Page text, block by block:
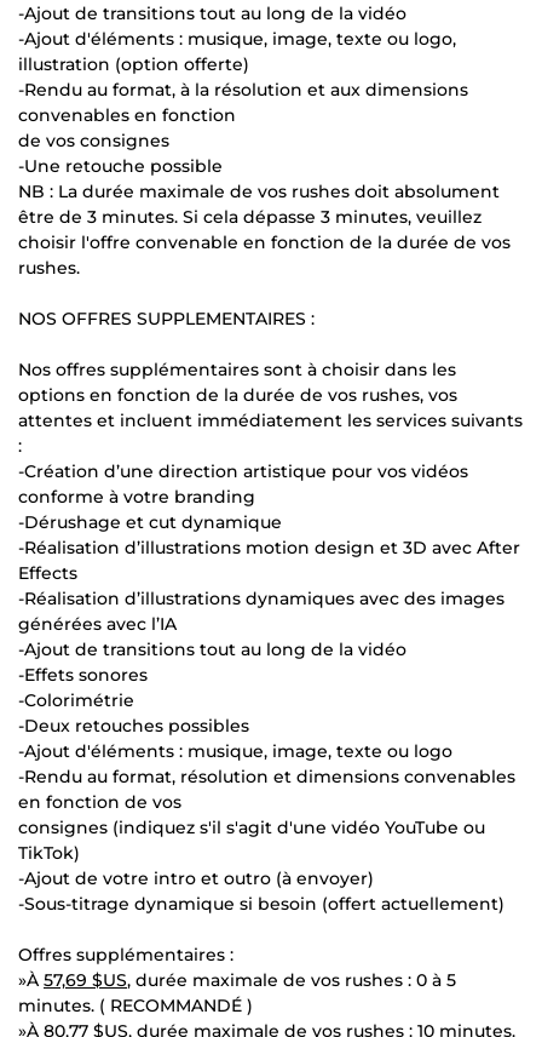
-Ajout de transitions tout au long de la vidéo
-Ajout d'éléments : musique, image, texte ou logo,
illustration (option offerte)
-Rendu au format, à la résolution et aux dimensions
convenables en fonction
de vos consignes
-Une retouche possible
NB : La durée maximale de vos rushes doit absolument
être de 3 minutes. Si cela dépasse 3 minutes, veuillez
choisir l'offre convenable en fonction de la durée de vos
rushes.
NOS OFFRES SUPPLEMENTAIRES :
Nos offres supplémentaires sont à choisir dans les
options en fonction de la durée de vos rushes, vos
attentes et incluent immédiatement les services suivants
:
-Création d’une direction artistique pour vos vidéos
conforme à votre branding
-Dérushage et cut dynamique
-Réalisation d’illustrations motion design et 3D avec After
Effects
-Réalisation d’illustrations dynamiques avec des images
générées avec l’IA
-Ajout de transitions tout au long de la vidéo
-Effets sonores
-Colorimétrie
-Deux retouches possibles
-Ajout d'éléments : musique, image, texte ou logo
-Rendu au format, résolution et dimensions convenables
en fonction de vos
consignes (indiquez s'il s'agit d'une vidéo YouTube ou
TikTok)
-Ajout de votre intro et outro (à envoyer)
-Sous-titrage dynamique si besoin (offert actuellement)
Offres supplémentaires :
»À 57,69 $US, durée maximale de vos rushes : 0 à 5
minutes. ( RECOMMANDÉ )
»À 80,77 $US, durée maximale de vos rushes : 10 minutes.